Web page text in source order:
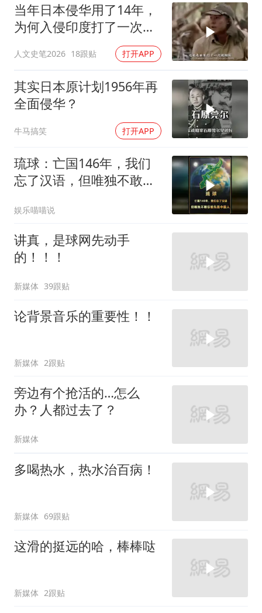
当年日本侵华用了14年，
为何入侵印度打了一次就
放弃了？#日本 #印度 #历
史
人文史笔2026 18跟贴 打开APP
其实日本原计划1956年再
全面侵华？
牛马搞笑 打开APP
琉球：亡国146年，我们
忘了汉语，但唯独不敢忘
娱乐喵喵说
讲真，是球网先动手
的！！！
新媒体 39跟贴
论背景音乐的重要性！！
新媒体 2跟贴
旁边有个抢活的…怎么
办？人都过去了？
新媒体
多喝热水，热水治百病！
新媒体 69跟贴
这滑的挺远的哈，棒棒哒
新媒体 2跟贴